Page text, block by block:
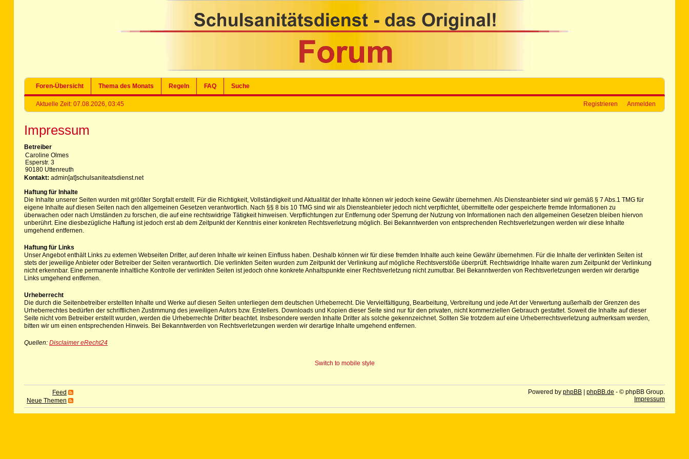
Foren-Übersicht Thema des Monats Regeln FAQ Suche
Aktuelle Zeit: 07.08.2026, 03:45 Registrieren Anmelden
Impressum
Betreiber
Caroline Olmes
Esperstr. 3
90180 Uttenreuth
Kontakt: admin[at]schulsaniteatsdienst.net
Haftung für Inhalte
Die Inhalte unserer Seiten wurden mit größter Sorgfalt erstellt. Für die Richtigkeit, Vollständigkeit und Aktualität der Inhalte können wir jedoch keine Gewähr übernehmen. Als Diensteanbieter sind wir gemäß § 7 Abs.1 TMG für
eigene Inhalte auf diesen Seiten nach den allgemeinen Gesetzen verantwortlich. Nach §§ 8 bis 10 TMG sind wir als Diensteanbieter jedoch nicht verpflichtet, übermittelte oder gespeicherte fremde Informationen zu
überwachen oder nach Umständen zu forschen, die auf eine rechtswidrige Tätigkeit hinweisen. Verpflichtungen zur Entfernung oder Sperrung der Nutzung von Informationen nach den allgemeinen Gesetzen bleiben hiervon
unberührt. Eine diesbezügliche Haftung ist jedoch erst ab dem Zeitpunkt der Kenntnis einer konkreten Rechtsverletzung möglich. Bei Bekanntwerden von entsprechenden Rechtsverletzungen werden wir diese Inhalte
umgehend entfernen.
Haftung für Links
Unser Angebot enthält Links zu externen Webseiten Dritter, auf deren Inhalte wir keinen Einfluss haben. Deshalb können wir für diese fremden Inhalte auch keine Gewähr übernehmen. Für die Inhalte der verlinkten Seiten ist
stets der jeweilige Anbieter oder Betreiber der Seiten verantwortlich. Die verlinkten Seiten wurden zum Zeitpunkt der Verlinkung auf mögliche Rechtsverstöße überprüft. Rechtswidrige Inhalte waren zum Zeitpunkt der Verlinkung
nicht erkennbar. Eine permanente inhaltliche Kontrolle der verlinkten Seiten ist jedoch ohne konkrete Anhaltspunkte einer Rechtsverletzung nicht zumutbar. Bei Bekanntwerden von Rechtsverletzungen werden wir derartige
Links umgehend entfernen.
Urheberrecht
Die durch die Seitenbetreiber erstellten Inhalte und Werke auf diesen Seiten unterliegen dem deutschen Urheberrecht. Die Vervielfältigung, Bearbeitung, Verbreitung und jede Art der Verwertung außerhalb der Grenzen des
Urheberrechtes bedürfen der schriftlichen Zustimmung des jeweiligen Autors bzw. Erstellers. Downloads und Kopien dieser Seite sind nur für den privaten, nicht kommerziellen Gebrauch gestattet. Soweit die Inhalte auf dieser
Seite nicht vom Betreiber erstellt wurden, werden die Urheberrechte Dritter beachtet. Insbesondere werden Inhalte Dritter als solche gekennzeichnet. Sollten Sie trotzdem auf eine Urheberrechtsverletzung aufmerksam werden,
bitten wir um einen entsprechenden Hinweis. Bei Bekanntwerden von Rechtsverletzungen werden wir derartige Inhalte umgehend entfernen.
Quellen:Disclaimer eRecht24
Switch to mobile style
Feed
Neue Themen
Powered by phpBB| phpBB.de - © phpBB Group.
Impressum